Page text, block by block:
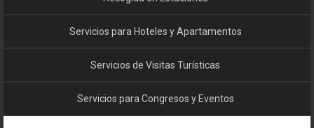
Servicios para Hoteles y Apartamentos
Servicios de Visitas Turísticas
Servicios para Congresos y Eventos